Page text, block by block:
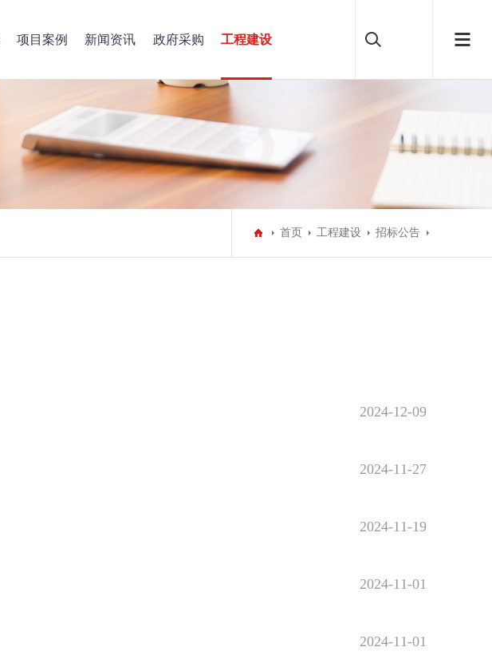
项目案例 新闻资讯 政府采购 工程建设
首页 工程建设 招标公告
2024-12-09
2024-11-27
2024-11-19
2024-11-01
2024-11-01